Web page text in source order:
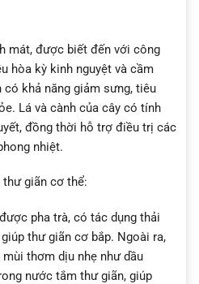
mát, được biết đến với công
hòa kỳ kinh nguyệt và cầm
có khả năng giảm sưng, tiêu
Lá và cành của cây có tính
đồng thời hỗ trợ điều trị các
nhiệt.
thư giãn cơ thể:
pha trà, có tác dụng thải
thư giãn cơ bắp. Ngoài ra,
thơm dịu nhẹ như dầu
nước tắm thư giãn, giúp